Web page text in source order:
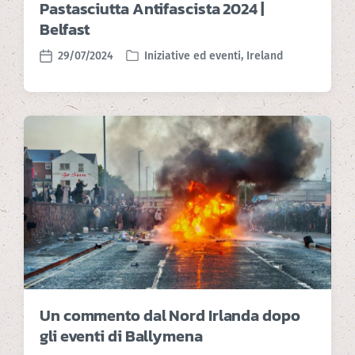
Pastasciutta Antifascista 2024 |
Belfast
P
s
t
a
t
e
29/07/2024
P
s
t
d
Iniziative ed eventi, Ireland
Un commento dal Nord Irlanda dopo
gli eventi di Ballymena